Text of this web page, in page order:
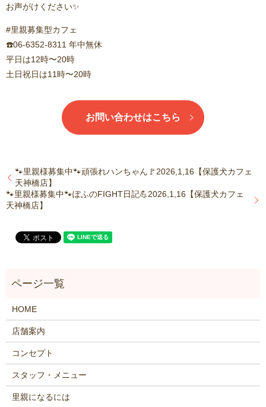
お声がけください✨
#里親募集型カフェ
☎️06-6352-8311 年中無休
平日は12時〜20時
土日祝日は11時〜20時
お問い合わせはこちら
🐾里親様募集中🐾頑張れハンちゃん🚩2026,1,16【保護犬カフェ
天神橋店】
🐾里親様募集中🐾ぽふのFIGHT日記💪2026,1,16【保護犬カフェ
天神橋店】
HOME
店舗案内
コンセプト
スタッフ・メニュー
里親になるには